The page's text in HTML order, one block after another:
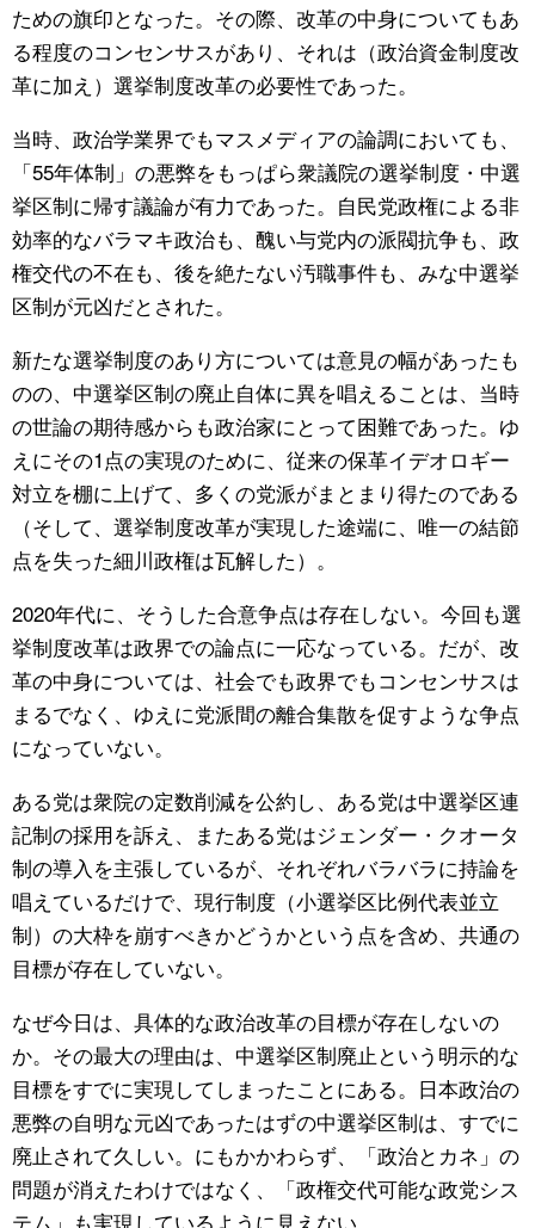
ための旗印となった。その際、改革の中身についてもあ
る程度のコンセンサスがあり、それは（政治資金制度改
革に加え）選挙制度改革の必要性であった。
当時、政治学業界でもマスメディアの論調においても、
「55年体制」の悪弊をもっぱら衆議院の選挙制度・中選
挙区制に帰す議論が有力であった。自民党政権による非
効率的なバラマキ政治も、醜い与党内の派閥抗争も、政
権交代の不在も、後を絶たない汚職事件も、みな中選挙
区制が元凶だとされた。
新たな選挙制度のあり方については意見の幅があったも
のの、中選挙区制の廃止自体に異を唱えることは、当時
の世論の期待感からも政治家にとって困難であった。ゆ
えにその1点の実現のために、従来の保革イデオロギー
対立を棚に上げて、多くの党派がまとまり得たのである
（そして、選挙制度改革が実現した途端に、唯一の結節
点を失った細川政権は瓦解した）。
2020年代に、そうした合意争点は存在しない。今回も選
挙制度改革は政界での論点に一応なっている。だが、改
革の中身については、社会でも政界でもコンセンサスは
まるでなく、ゆえに党派間の離合集散を促すような争点
になっていない。
ある党は衆院の定数削減を公約し、ある党は中選挙区連
記制の採用を訴え、またある党はジェンダー・クオータ
制の導入を主張しているが、それぞれバラバラに持論を
唱えているだけで、現行制度（小選挙区比例代表並立
制）の大枠を崩すべきかどうかという点を含め、共通の
目標が存在していない。
なぜ今日は、具体的な政治改革の目標が存在しないの
か。その最大の理由は、中選挙区制廃止という明示的な
目標をすでに実現してしまったことにある。日本政治の
悪弊の自明な元凶であったはずの中選挙区制は、すでに
廃止されて久しい。にもかかわらず、「政治とカネ」の
問題が消えたわけではなく、「政権交代可能な政党シス
テム」も実現しているように見えない。